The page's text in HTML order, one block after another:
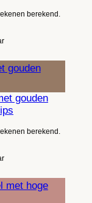
berekend.
gouden
berekend.